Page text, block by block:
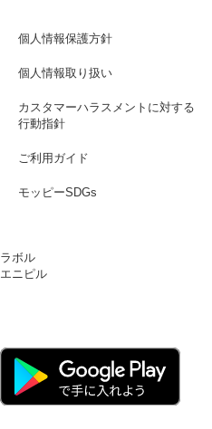
個人情報保護方針
個人情報取り扱い
カスタマーハラスメントに対する
行動指針
ご利用ガイド
モッピーSDGs
ラボル
エニピル